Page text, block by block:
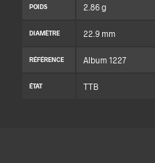
POIDS 2.86 g
DIAMÈTRE 22.9 mm
RÉFÉRENCE Album 1227
ÉTAT TTB